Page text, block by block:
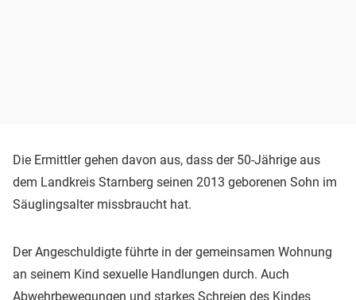
Die Ermittler gehen davon aus, dass der 50-Jährige aus
dem Landkreis Starnberg seinen 2013 geborenen Sohn im
Säuglingsalter missbraucht hat.
Der Angeschuldigte führte in der gemeinsamen Wohnung
an seinem Kind sexuelle Handlungen durch. Auch
Abwehrbewegungen und starkes Schreien des Kindes